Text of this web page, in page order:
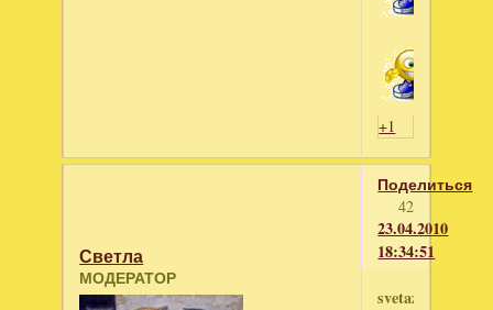
+1
Поделиться
42
23.04.2010
18:34:51
Светла
МОДЕРАТОР
svetaz